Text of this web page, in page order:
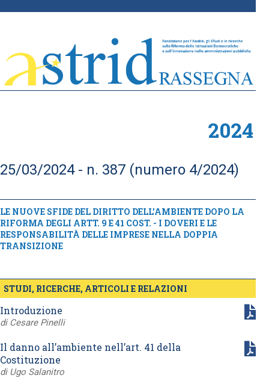
2024
25/03/2024 - n. 387 (numero 4/2024)
LE NUOVE SFIDE DEL DIRITTO DELL'AMBIENTE DOPO LA
RIFORMA DEGLI ARTT. 9 E 41 COST. - I DOVERI E LE
RESPONSABILITÀ DELLE IMPRESE NELLA DOPPIA
TRANSIZIONE
STUDI, RICERCHE, ARTICOLI E RELAZIONI
Introduzione
di Cesare Pinelli
Il danno all’ambiente nell’art. 41 della
Costituzione
di Ugo Salanitro